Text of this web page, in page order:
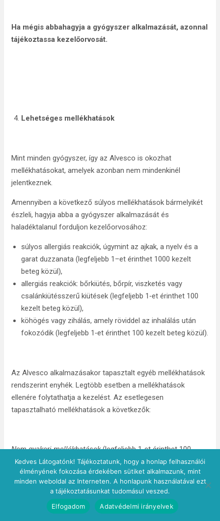
Ha mégis abbahagyja a gyógyszer alkalmazását, azonnal
tájékoztassa kezelőorvosát.
Lehetséges mellékhatások
Mint minden gyógyszer, így az Alvesco is okozhat
mellékhatásokat, amelyek azonban nem mindenkinél
jelentkeznek.
Amennyiben a következő súlyos mellékhatások bármelyikét
észleli, hagyja abba a gyógyszer alkalmazását és
haladéktalanul forduljon kezelőorvosához:
súlyos allergiás reakciók, úgymint az ajkak, a nyelv és a
garat duzzanata (legfeljebb 1–et érinthet 1000 kezelt
beteg közül),
allergiás reakciók: bőrkiütés, bőrpír, viszketés vagy
csalánkiütésszerű kiütések (legfeljebb 1‑et érinthet 100
kezelt beteg közül),
köhögés vagy zihálás, amely röviddel az inhalálás után
fokozódik (legfeljebb 1‑et érinthet 100 kezelt beteg közül).
Az Alvesco alkalmazásakor tapasztalt egyéb mellékhatások
rendszerint enyhék. Legtöbb esetben a mellékhatások
ellenére folytathatja a kezelést. Az esetlegesen
tapasztalható mellékhatások a következők:
Nem gyakori mellékhatások(legfeljebb 1‑et érinthet 100
kezelt beteg közül):
rekedtség,
égő érzés, gyulladás, a száj és a torok irritációja,
szájpenész (szájüregi gombás fertőzés),
Kedves Látogatónk! Tájékoztatunk, hogy a honlap felhasználói
élményének fokozása érdekében sütiket alkalmazunk, mint
minden weboldal az Interneten. A honlapunk használatával ezt
a tájékoztatásunkat tudomásul veszed.
Elfogadom
Adatvédelmi irányelvek